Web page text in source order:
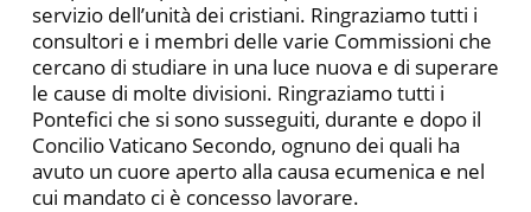
servizio dell’unità dei cristiani. Ringraziamo tutti i
consultori e i membri delle varie Commissioni che
cercano di studiare in una luce nuova e di superare
le cause di molte divisioni. Ringraziamo tutti i
Pontefici che si sono susseguiti, durante e dopo il
Concilio Vaticano Secondo, ognuno dei quali ha
avuto un cuore aperto alla causa ecumenica e nel
cui mandato ci è concesso lavorare.